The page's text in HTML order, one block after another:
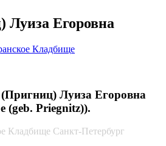
Егоровна
Кладбище
Луиза Егоровна
(geb. Priegnitz)).
Кладбище Санкт-Петербург